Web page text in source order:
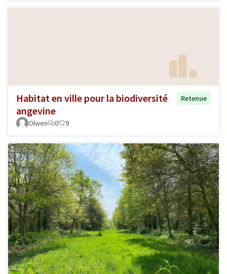
Habitat en ville pour la biodiversité
angevine
Retenue
Olwen 0 9